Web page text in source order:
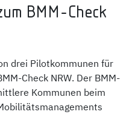
BMM-Check
drei Pilotkommunen für
Check NRW. Der BMM-
Kommunen beim